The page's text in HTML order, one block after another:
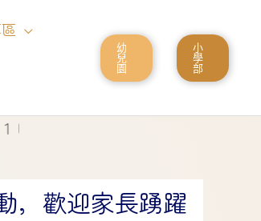
幼
兒
園
小
學
部
用
，歡迎家長踴躍